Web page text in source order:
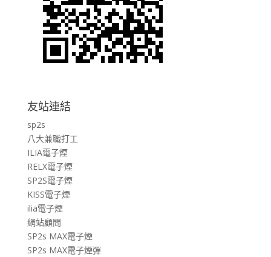
友站連結
sp2s
八大兼職打工
ILIA電子煙
RELX電子煙
SP2S電子煙
KISS電子煙
ilia電子煙
網站顧問
SP2s MAX電子煙
SP2s MAX電子煙彈